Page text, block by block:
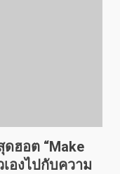
ดฮอต “Make
องไปกับความ